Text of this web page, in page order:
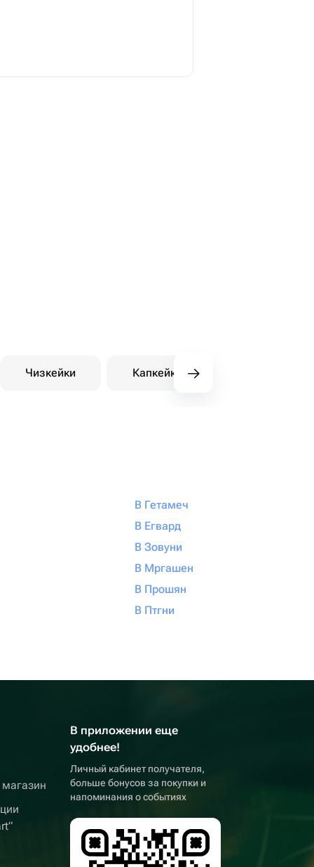
Чизкейки Капкейки
В Гетамеч
В Егвард
В Зовуни
В Мргашен
В Прошян
В Птгни
магазин
В приложении еще
удобнее!
Личный кабинет получателя,
больше бонусов за покупки и
напоминания о событиях